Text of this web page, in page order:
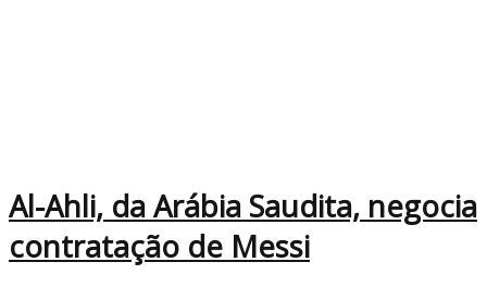
Al-Ahli, da Arábia Saudita, negocia
contratação de Messi